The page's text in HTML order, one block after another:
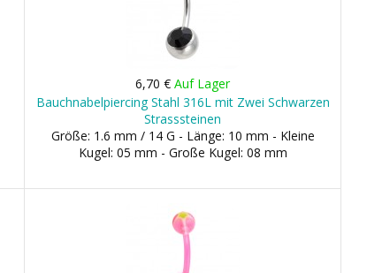
6,70 €Auf Lager
Bauchnabelpiercing Stahl 316L mit Zwei Schwarzen
Strasssteinen
Größe: 1.6 mm / 14 G - Länge: 10 mm - Kleine
Kugel: 05 mm - Große Kugel: 08 mm